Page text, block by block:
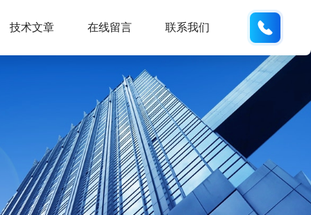
技术文章 在线留言 联系我们